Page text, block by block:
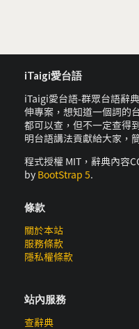
iTaigi愛台語
iTaigi愛台語-群眾台語辭
伸專案，想知道一個詞的
都可以查，但不一定查得
明台語講法貢獻給大家，
程式授權 MIT，辭典內容
by BootStrap 5.
條款
關於本站
服務條款
隱私權條款
站內服務
查辭典